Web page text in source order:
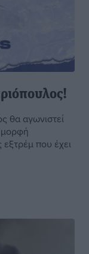
θα αγωνιστεί
μορφή
που έχει